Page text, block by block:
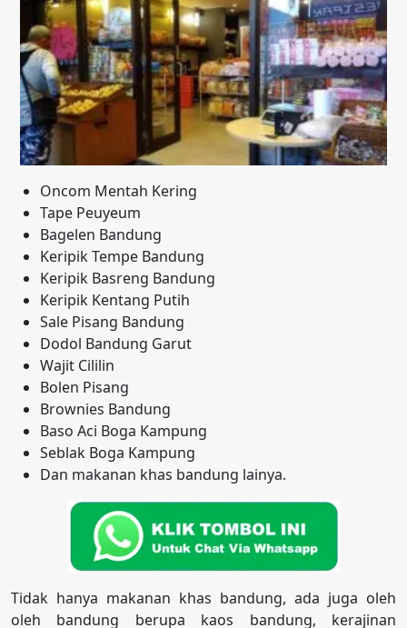
Oncom Mentah Kering
Tape Peuyeum
Bagelen Bandung
Keripik Tempe Bandung
Keripik Basreng Bandung
Keripik Kentang Putih
Sale Pisang Bandung
Dodol Bandung Garut
Wajit Cililin
Bolen Pisang
Brownies Bandung
Baso Aci Boga Kampung
Seblak Boga Kampung
Dan makanan khas bandung lainya.
Tidak hanya makanan khas bandung, ada juga oleh
oleh bandung berupa kaos bandung, kerajinan